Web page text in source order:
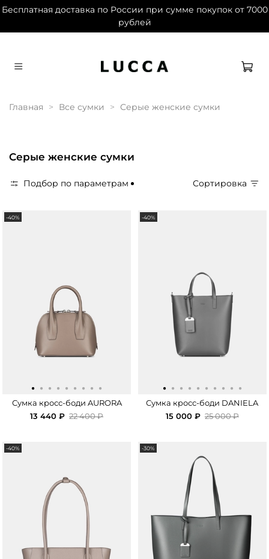
Бесплатная доставка по России при сумме покупок от 7000
рублей
Главная Все сумки Серые женские сумки
Серые женские сумки
Подбор по параметрам Сортировка
-40%
·· · · · · · · ·
Сумка кросс-боди AURORA
13 440 ₽ 22 400 ₽
-40%
·· · · · · · · · ·
Сумка кросс-боди DANIELA
15 000 ₽ 25 000 ₽
-40% -30%